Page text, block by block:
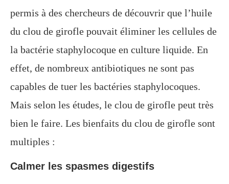
permis à des chercheurs de découvrir que l’huile
du clou de girofle pouvait éliminer les cellules de
la bactérie staphylocoque en culture liquide. En
effet, de nombreux antibiotiques ne sont pas
capables de tuer les bactéries staphylocoques.
Mais selon les études, le clou de girofle peut très
bien le faire. Les bienfaits du clou de girofle sont
multiples :
Calmer les spasmes digestifs